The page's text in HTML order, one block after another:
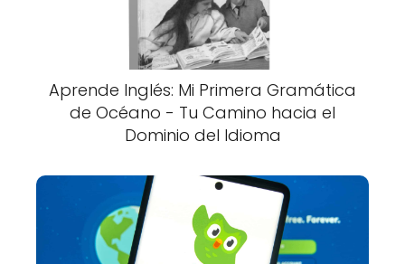
Aprende Inglés: Mi Primera Gramática
de Océano - Tu Camino hacia el
Dominio del Idioma